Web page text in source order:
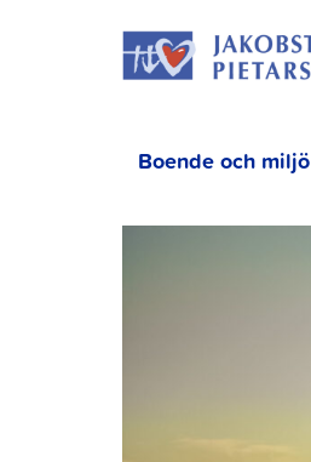
Boende och miljö